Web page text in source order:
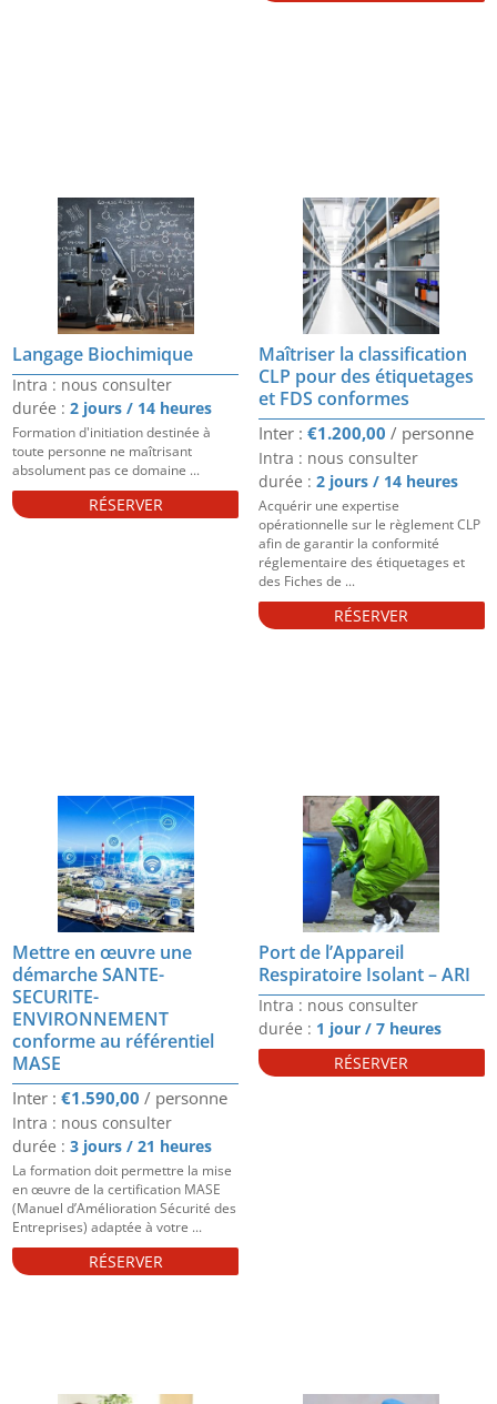
Langage Biochimique
Intra : nous consulter
durée :2 jours / 14 heures
Formation d'initiation destinée à
toute personne ne maîtrisant
absolument pas ce domaine ...
RÉSERVER
Maîtriser la classification
CLP pour des étiquetages
et FDS conformes
€1.200,00
Intra : nous consulter
durée : 2 jours / 14 heures
Acquérir une expertise
opérationnelle sur le règlement CLP
afin de garantir la conformité
réglementaire des étiquetages et
des Fiches de ...
RÉSERVER
Mettre en œuvre une
démarche SANTE-
SECURITE-
ENVIRONNEMENT
conforme au référentiel
MASE
€1.590,00
Intra : nous consulter
durée :3 jours / 21 heures
La formation doit permettre la mise
en œuvre de la certification MASE
(Manuel d’Amélioration Sécurité des
Entreprises) adaptée à votre ...
RÉSERVER
Port de l’Appareil
Respiratoire Isolant – ARI
Intra : nous consulter
durée : 1 jour / 7 heures
RÉSERVER